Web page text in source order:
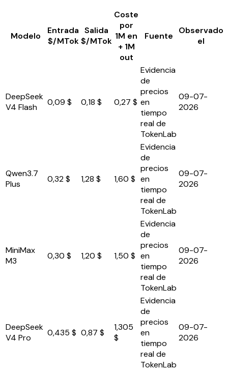
Modelo
Entrada
$/MTok
Salida
$/MTok
Coste
por
1M en
+ 1M
out
Fuente
Observado
el
DeepSeek
V4 Flash
0,09 $ 0,18 $ 0,27 $
Evidencia
de
precios
en
tiempo
real de
TokenLab
09-07-
2026
Qwen3.7
Plus
0,32 $ 1,28 $ 1,60 $
Evidencia
de
precios
en
tiempo
real de
TokenLab
09-07-
2026
MiniMax
M3
0,30 $ 1,20 $ 1,50 $
Evidencia
de
precios
en
tiempo
real de
TokenLab
09-07-
2026
DeepSeek
V4 Pro
0,435 $ 0,87 $
1,305
$
Evidencia
de
precios
en
tiempo
real de
TokenLab
09-07-
2026